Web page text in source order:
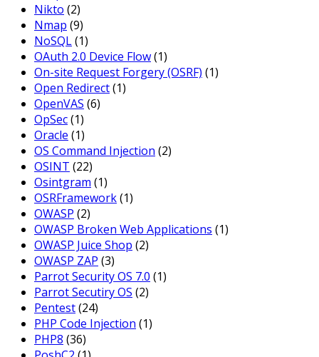
Nikto (2)
Nmap (9)
NoSQL(1)
OAuth 2.0 Device Flow(1)
On-site Request Forgery (OSRF) (1)
Open Redirect(1)
OpenVAS (6)
OpSec(1)
Oracle (1)
OS Command Injection (2)
OSINT (22)
Osintgram (1)
OSRFramework(1)
OWASP (2)
OWASP Broken Web Applications (1)
OWASP Juice Shop (2)
OWASP ZAP (3)
Parrot Security OS 7.0 (1)
Parrot Secutiry OS (2)
Pentest(24)
PHP Code Injection (1)
PHP8 (36)